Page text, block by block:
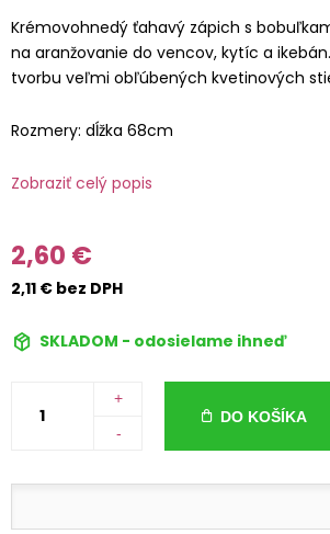
Krémovohnedý ťahavý zápich s
na aranžovanie do vencov, kytíc a
tvorbu veľmi obľúbených kvetinových
Rozmery: dĺžka 68cm
Zobraziť celý popis
2,60 €
2,11 € bez DPH
SKLADOM - odosielame ihneď
+
-
DO KOŠÍKA